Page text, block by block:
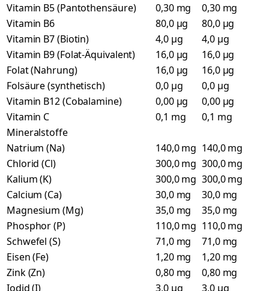
Vitamin B5 (Pantothensäure)
0,30 mg
0,30 mg
Vitamin B6
80,0 µg
80,0 µg
Vitamin B7 (Biotin)
4,0 µg
4,0 µg
Vitamin B9 (Folat-Äquivalent)
16,0 µg
16,0 µg
Folat (Nahrung)
16,0 µg
16,0 µg
Folsäure (synthetisch)
0,0 µg
0,0 µg
Vitamin B12 (Cobalamine)
0,00 µg
0,00 µg
Vitamin C
0,1 mg
0,1 mg
Mineralstoffe
Natrium (Na)
140,0 mg 140,0 mg
Chlorid (Cl)
300,0 mg 300,0 mg
Kalium (K)
300,0 mg 300,0 mg
Calcium (Ca)
30,0 mg
30,0 mg
Magnesium (Mg)
35,0 mg
35,0 mg
Phosphor (P)
110,0 mg 110,0 mg
Schwefel (S)
71,0 mg
71,0 mg
Eisen (Fe)
1,20 mg
1,20 mg
Zink (Zn)
0,80 mg
0,80 mg
Iodid (I)
3,0 µg
3,0 µg